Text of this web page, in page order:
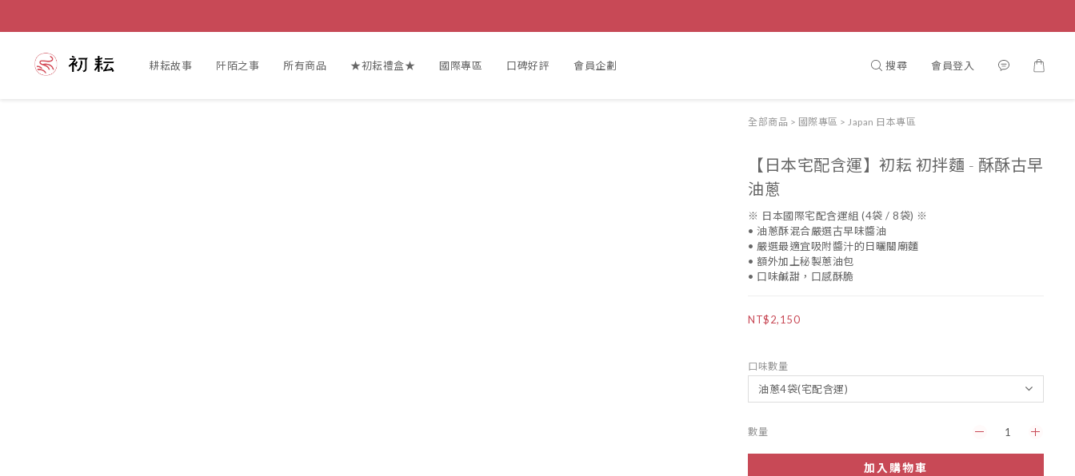
耕耘故事 阡陌之事 所有商品 ★初耘禮盒★ 國際專區 口碑好評 會員企劃 搜尋 會員登入
全部商品 > 國際專區 > Japan 日本專區
【日本宅配含運】初耘 初拌麵 - 酥酥古早
油蔥
※ 日本國際宅配含運組 (4袋 / 8袋) ※
• 油蔥酥混合嚴選古早味醬油
• 嚴選最適宜吸附醬汁的日曬關廟麵
• 額外加上秘製蔥油包
• 口味鹹甜，口感酥脆
NT$2,150
口味數量
數量
加入購物車